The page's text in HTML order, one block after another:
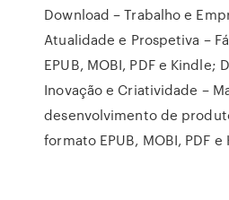
Download – Trabalho e
Atualidade e Prospetiva –
EPUB, MOBI, PDF e Kindle;
Inovação e Criatividade –
desenvolvimento de
formato EPUB, MOBI, PDF e